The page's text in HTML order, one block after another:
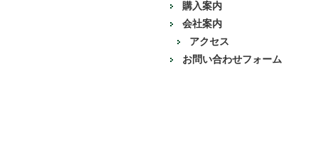
購入案内
会社案内
アクセス
お問い合わせフォーム